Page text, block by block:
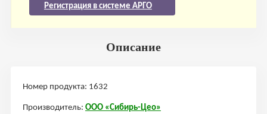
Регистрация в системе АРГО
Описание
Номер продукта: 1632
Производитель: ООО «Сибирь-Цео»